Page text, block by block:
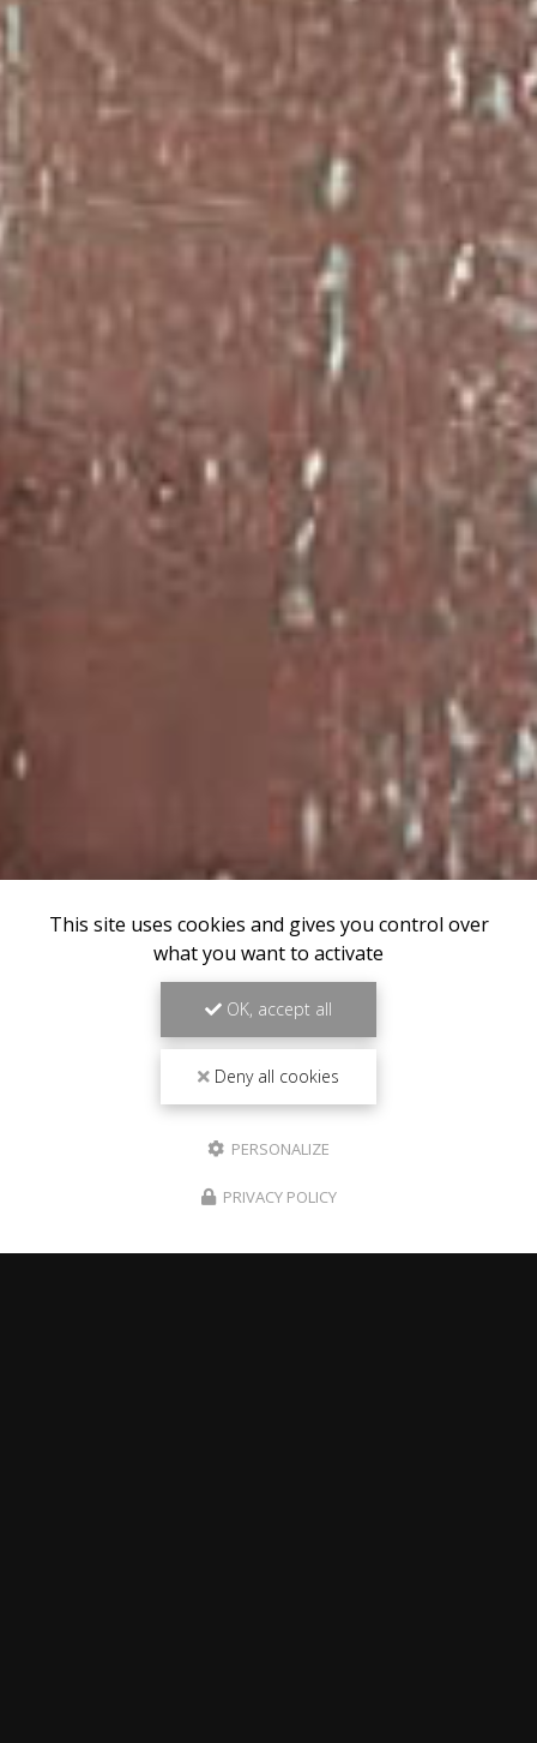
This site uses cookies and gives you control over
what you want to activate
OK, accept all
Deny all cookies
PERSONALIZE
PRIVACY POLICY